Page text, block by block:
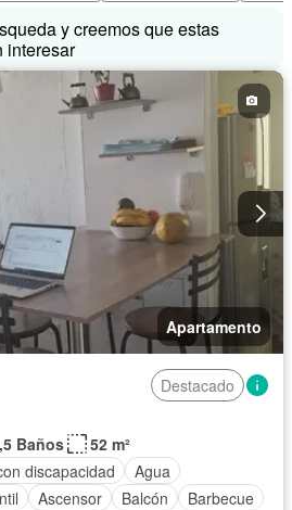
y creemos que estas
interesar
Apartamento
Destacado
Baños
52 m²
discapacidad
Agua
Ascensor Balcón
Barbecue